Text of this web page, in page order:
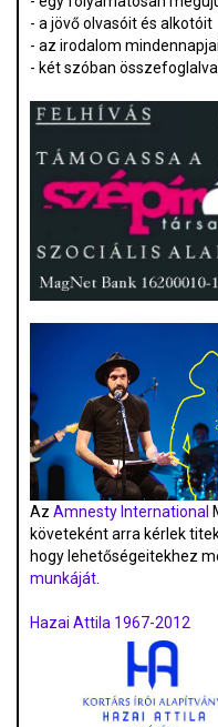
- a jövő olvasóit és alkotóit
- az irodalom
- két szóban
Az Amnesty International
követeként arra kérlek
hogy lehetőségeitekhez
munkáját.
Hazai Attila 1967-2012